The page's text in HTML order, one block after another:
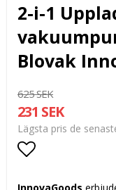
2-i-1
Blovak
625 SEK
231 SEK
Lägsta pris de